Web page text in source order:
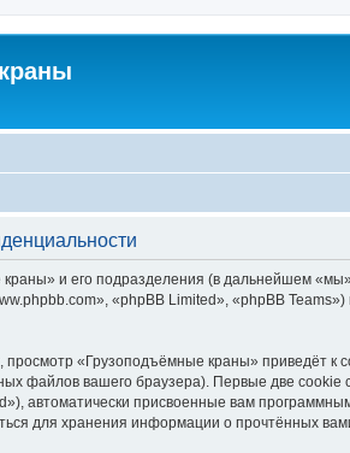
и его подразделения (в дальнейшем
«phpBB Limited», «phpBB
«Грузоподъёмные краны» приведёт к
файлов вашего браузера). Первые две
автоматически присвоенные вам
для хранения информации о прочтённых